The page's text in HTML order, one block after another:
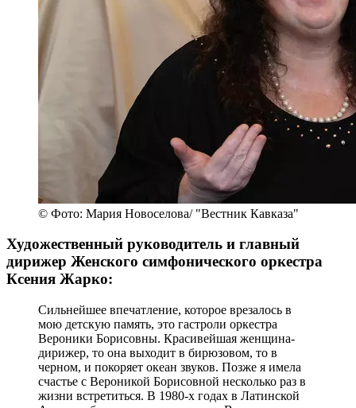
© Фото: Мария Новоселова/ "Вестник Кавказа"
Художественный руководитель и главный
дирижер Женского симфонического оркестра
Ксения Жарко:
Сильнейшее впечатление, которое врезалось в
мою детскую память, это гастроли оркестра
Вероники Борисовны. Красивейшая женщина-
дирижер, то она выходит в бирюзовом, то в
черном, и покоряет океан звуков. Позже я имела
счастье с Вероникой Борисовной несколько раз в
жизни встретиться. В 1980-х годах в Латинской